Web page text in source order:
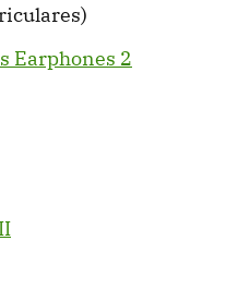
Earphones 2